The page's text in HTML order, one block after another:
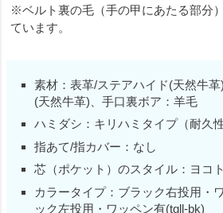
※ベルト裏の毛（手の甲にあたる部分
ています。
素材：表革/ステアハイド(天然牛
(天然牛革)、手口裏ボア：羊毛
ハミダシ：キリハミタイプ（耐久
指あて/指カバー：なし
芯（ポケット）のスタイル：ヨコ
カラータイプ：ブラック右投用・
ック左投用・ワッペン有(tgll-bk)